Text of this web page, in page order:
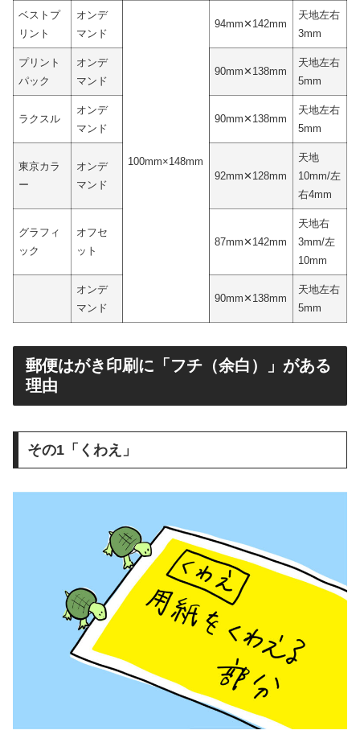
ベストプ
リント
オンデ
マンド
100mm×148mm
94mm✕142mm
天地左右
3mm
プリント
パック
オンデ
マンド
90mm✕138mm
天地左右
5mm
ラクスル
オンデ
マンド
90mm✕138mm
天地左右
5mm
東京カラ
ー
オンデ
マンド
92mm✕128mm
天地
10mm/左
右4mm
グラフィ
ック
オフセ
ット
87mm✕142mm
天地右
3mm/左
10mm
オンデ
マンド
90mm✕138mm
天地左右
5mm
郵便はがき印刷に「フチ（余白）」がある
理由
その1「くわえ」